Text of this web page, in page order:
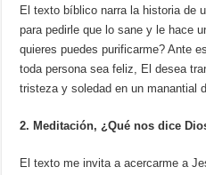
El texto bíblico narra la historia de
para pedirle que lo sane y le hace
quieres puedes purificarme? Ante
toda persona sea feliz, El desea
tristeza y soledad en un manantial
2. Meditación, ¿Qué nos dice
El texto me invita a acercarme a